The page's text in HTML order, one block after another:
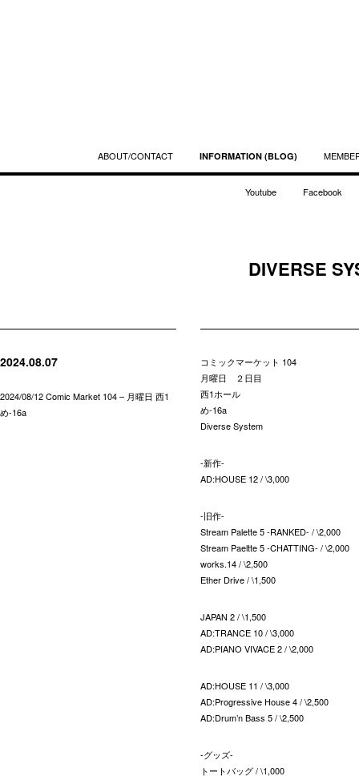
ABOUT/CONTACT INFORMATION (BLOG)
Youtube Facebook
DIVERSE
2024.08.07
2024/08/12 Comic Market 104 – 月曜日 西1
め-16a
コミックマーケット 104
月曜日 ２日目
西1ホール
め-16a
Diverse System
-新作-
AD:HOUSE 12 / \3,000
-旧作-
Stream Palette 5 -RANKED- / \2,000
Stream Paeltte 5 -CHATTING- / \2,000
works.14 / \2,500
Ether Drive / \1,500
JAPAN 2 / \1,500
AD:TRANCE 10 / \3,000
AD:PIANO VIVACE 2 / \2,000
AD:HOUSE 11 / \3,000
AD:Progressive House 4 / \2,500
AD:Drum’n Bass 5 / \2,500
-グッズ-
トートバッグ / \1,000